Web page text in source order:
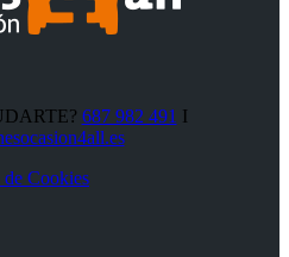
687 982 491 I
Cookies